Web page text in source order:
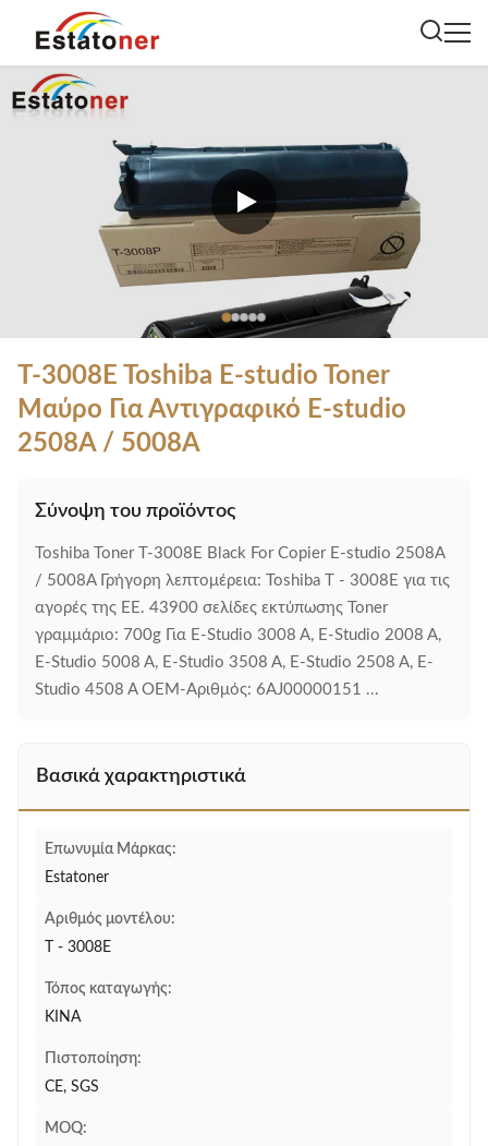
T-3008E Toshiba E-studio Toner
Μαύρο Για Αντιγραφικό E-studio
2508A / 5008A
Σύνοψη του προϊόντος
Toshiba Toner T-3008E Black For Copier E-studio 2508A
/ 5008A Γρήγορη λεπτομέρεια: Toshiba T - 3008E για τις
αγορές της ΕΕ. 43900 σελίδες εκτύπωσης Toner
γραμμάριο: 700g Για E-Studio 3008 A, E-Studio 2008 A,
E-Studio 5008 A, E-Studio 3508 A, E-Studio 2508 A, E-
Studio 4508 A OEM-Αριθμός: 6AJ00000151 ...
Βασικά χαρακτηριστικά
Επωνυμία Μάρκας:
Estatoner
Αριθμός μοντέλου:
T - 3008E
Τόπος καταγωγής:
ΚΙΝΑ
Πιστοποίηση:
CE, SGS
MOQ: